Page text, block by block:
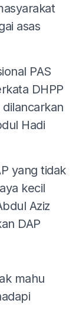
asas
PAS
DHPP
Hadi
yang tidak
kecil
Aziz
DAP
mahu